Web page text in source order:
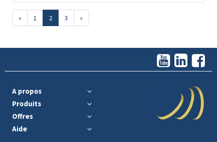
« 1 2 3 »
A propos
Produits
Offres
Aide